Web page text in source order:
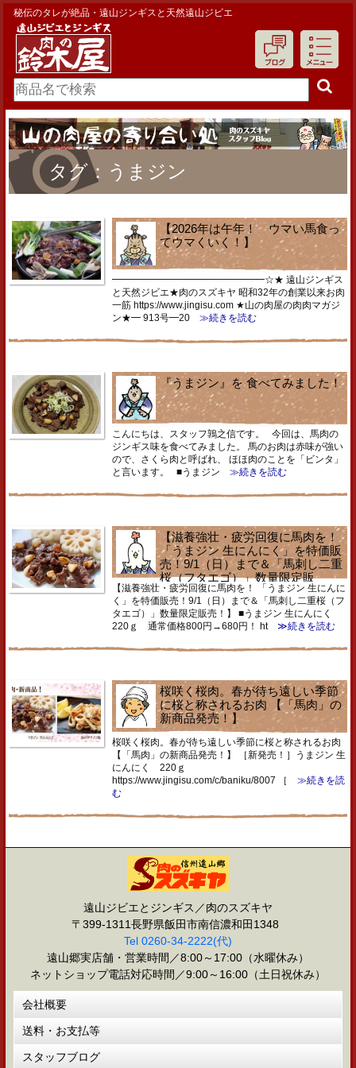
秘伝のタレが絶品・遠山ジンギスと天然遠山ジビエ
タグ：うまジン
【2026年は午年！ ウマい馬食っ
てウマくいく！】
━━━━━━━━━━━━━━━━☆★ 遠山ジンギス
と天然ジビエ★肉のスズキヤ 昭和32年の創業以来お肉
一筋 https://www.jingisu.com ★山の肉屋の肉肉マガジ
ン★━ 913号━20 ≫続きを読む
『うまジン』を 食べてみました！
こんにちは、スタッフ鶉之信です。 今回は、馬肉の
ジンギス味を食べてみました。 馬のお肉は赤味が強い
ので、さくら肉と呼ばれ、 ほほ肉のことを「ビンタ」
と言います。 ■うまジン
≫続きを読む
【滋養強壮・疲労回復に馬肉を！
「うまジン 生にんにく」を特価販
売！9/1（日）まで＆「馬刺し二重
桜（フタエゴ）」数量限定販
売！】
【滋養強壮・疲労回復に馬肉を！ 「うまジン 生にんに
く」を特価販売！9/1（日）まで＆「馬刺し二重桜（フ
タエゴ）」数量限定販売！】 ■うまジン 生にんにく
220ｇ 通常価格800円→680円！ ht≫続きを読む
桜咲く桜肉。春が待ち遠しい季節
に桜と称されるお肉 【「馬肉」の
新商品発売！】
桜咲く桜肉。春が待ち遠しい季節に桜と称されるお肉
【「馬肉」の新商品発売！】 ［新発売！］うまジン 生
にんにく 220ｇ
https://www.jingisu.com/c/baniku/8007 ［
≫続きを読
む
遠山ジビエとジンギス／肉のスズキヤ
〒399-1311長野県飯田市南信濃和田1348
Tel 0260-34-2222(代)
遠山郷実店舗・営業時間／8:00～17:00（水曜休み）
ネットショップ電話対応時間／9:00～16:00（土日祝休み）
会社概要
送料・お支払等
スタッフブログ